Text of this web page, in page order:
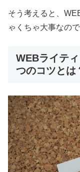
そう考えると、
ゃくちゃ大事なので
WEBライテ
つのコツとは